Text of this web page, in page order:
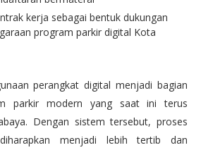
kerja sebagai bentuk dukungan
program parkir digital Kota
perangkat digital menjadi bagian
parkir modern yang saat ini terus
Dengan sistem tersebut, proses
menjadi lebih tertib dan